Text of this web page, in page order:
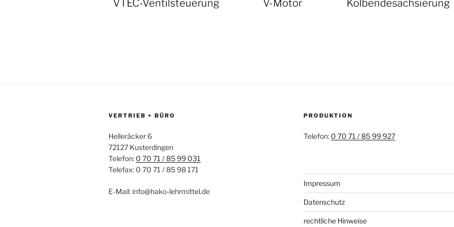
VTEC-Ventilsteuerung V-Motor Kolbendesachsierung
VERTRIEB + BÜRO
Helleräcker 6
72127 Kusterdingen
Telefon: 0 70 71 / 85 99 031
Telefax: 0 70 71 / 85 98 171
E-Mail: info@hako-lehrmittel.de
PRODUKTION
Telefon: 0 70 71 / 85 99 927
Impressum
Datenschutz
rechtliche Hinweise